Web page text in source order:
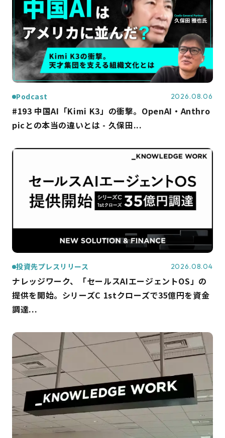
Podcast 2026.08.06
#193 中国AI「Kimi K3」の衝撃。OpenAI・Anthro
picとの本当の違いとは - 久保田...
投資先プレスリリース 2026.08.04
ナレッジワーク、「セールスAIエージェントOS」の
提供を開始。シリーズC 1stクローズで35億円を資金
調達...